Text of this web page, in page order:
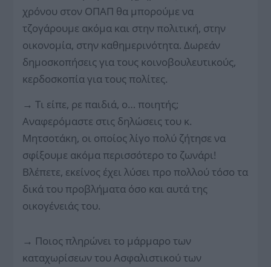
χρόνου στον ΟΠΑΠ θα μπορούμε να
τζογάρουμε ακόμα και στην πολιτική, στην
οικονομία, στην καθημερινότητα. Δωρεάν
δημοσκοπήσεις για τους κοινοβουλευτικούς,
κερδοσκοπία για τους πολίτες.
→ Tι είπε, ρε παιδιά, ο… ποιητής;
Αναφερόμαστε στις δηλώσεις του κ.
Μητσοτάκη, οι οποίος λίγο πολύ ζήτησε να
σφίξουμε ακόμα περισσότερο το ζωνάρι!
Βλέπετε, εκείνος έχει λύσει προ πολλού τόσο τα
δικά του προβλήματα όσο και αυτά της
οικογένειάς του.
→ Ποιος πληρώνει το μάρμαρο των
καταχωρίσεων του Ασφαλιστικού των